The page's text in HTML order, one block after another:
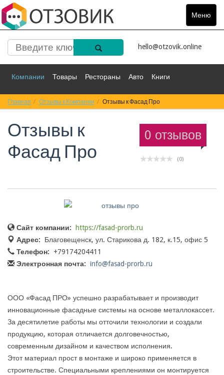
Меню
Toggle
hello@otzovik.online
Компании Товары Рестораны Авто Книги
Спорт Фильмы Деньги Путешествия
Красота Здоровье
Главная Отзывы к Компании Отзывы к Фасад Про
0 отзывов
(0)
Отзывы к
Фасад Про
Сайт компании:
https://fasad-prorb.ru
Адрес:
Благовещенск, ул. Старикова д. 182, к.15, офис 5
Телефон:
+79174204411
Электронная почта: info@fasad-prorb.ru
ООО «Фасад ПРО» успешно разрабатывает и производит
инновационные фасадные системы на основе металлокассет.
За десятилетие работы мы отточили технологии и создали
продукцию, которая отличается долговечностью,
современным дизайном и качеством исполнения.
Этот материал прост в монтаже и широко применяется в
строительстве. Специальными креплениями он монтируется